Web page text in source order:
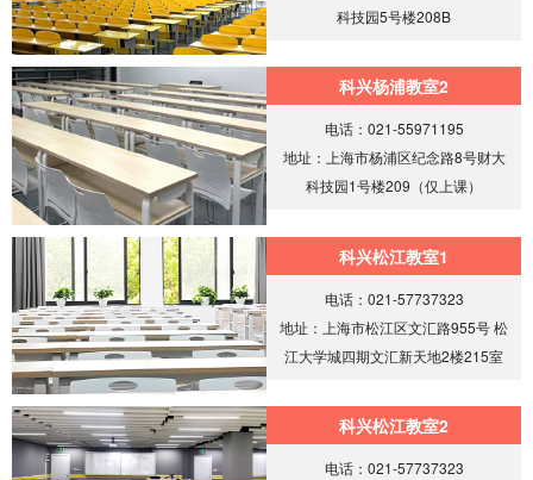
科技园5号楼208B
科兴杨浦教室2
电话：021-55971195
地址：上海市杨浦区纪念路8号财大
科技园1号楼209（仅上课）
科兴松江教室1
电话：021-57737323
地址：上海市松江区文汇路955号 松
江大学城四期文汇新天地2楼215室
科兴松江教室2
电话：021-57737323